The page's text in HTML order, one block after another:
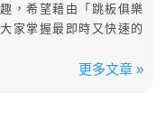
，希望藉由「跳板俱樂
家掌握最即時又快速的
更多文章 »